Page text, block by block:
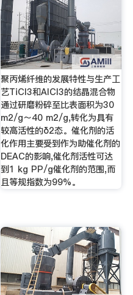
聚丙烯纤维的发展特性与生产工
艺TiCl3和AlCl3的结晶混合物
通过研磨粉碎至比表面积为30
m2/g～40 m2/g,转化为具有
较高活性的δ2态。催化剂的活
化作用主要受到作为助催化剂的
DEAC的影响,催化剂活性可达
到1 kg PP/g催化剂的范围,而
且等规指数为99%。